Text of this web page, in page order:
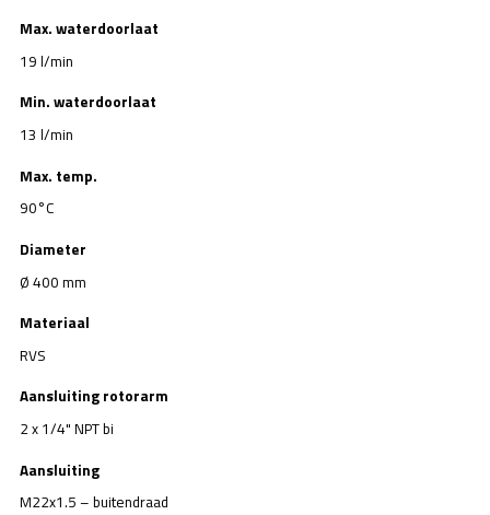
Max. waterdoorlaat
19 l/min
Min. waterdoorlaat
13 l/min
Max. temp.
90°C
Diameter
Ø 400 mm
Materiaal
RVS
Aansluiting rotorarm
2 x 1/4" NPT bi
Aansluiting
M22x1.5 – buitendraad